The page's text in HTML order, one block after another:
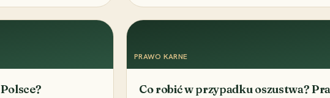
PRAWO KARNE
Co robić w przypadku oszustwa?